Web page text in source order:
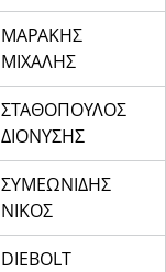
ΜΑΡΑΚΗΣ
ΜΙΧΑΛΗΣ
ΣΤΑΘΟΠΟΥΛΟΣ
ΔΙΟΝΥΣΗΣ
ΣΥΜΕΩΝΙΔΗΣ
ΝΙΚΟΣ
DIEBOLT